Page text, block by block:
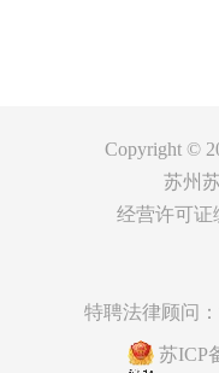
Copyright ©
苏州
经营许可证
特聘法律顾问
苏ICP